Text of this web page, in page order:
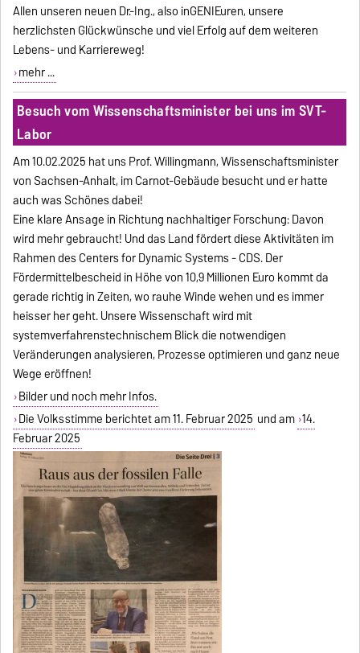
Allen unseren neuen Dr.-Ing., also inGENIEuren, unsere
herzlichsten Glückwünsche und viel Erfolg auf dem weiteren
Lebens- und Karriereweg!
mehr ...
Besuch vom Wissenschaftsminister bei uns im SVT-
Labor
Am 10.02.2025 hat uns Prof. Willingmann, Wissenschaftsminister
von Sachsen-Anhalt, im Carnot-Gebäude besucht und er hatte
auch was Schönes dabei!
Eine klare Ansage in Richtung nachhaltiger Forschung: Davon
wird mehr gebraucht! Und das Land fördert diese Aktivitäten im
Rahmen des Centers for Dynamic Systems - CDS. Der
Fördermittelbescheid in Höhe von 10,9 Millionen Euro kommt da
gerade richtig in Zeiten, wo rauhe Winde wehen und es immer
heisser her geht. Unsere Wissenschaft wird mit
systemverfahrenstechnischem Blick die notwendigen
Veränderungen analysieren, Prozesse optimieren und ganz neue
Wege eröffnen!
Bilder und noch mehr Infos.
Die Volksstimme berichtet am 11. Februar 2025 und am 14.
Februar 2025